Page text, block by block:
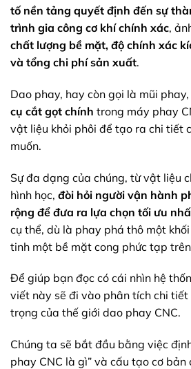
tố nền tảng quyết định đến sự
trình gia công cơ khí chính xác,
chất lượng bề mặt, độ chính xác
và tổng chi phí sản xuất.
Dao phay, hay còn gọi là mũi
cụ cắt gọt chính trong máy phay
vật liệu khỏi phôi để tạo ra chi tiết
muốn.
Sự đa dạng của chúng, từ vật liệu
hình học, đòi hỏi người vận hành
rộng để đưa ra lựa chọn tối ưu
cụ thể, dù là phay phá thô một
tinh một bề mặt cong phức tạp
Để giúp bạn đọc có cái nhìn hệ
viết này sẽ đi vào phân tích chi
trọng của thế giới dao phay CNC.
Chúng ta sẽ bắt đầu bằng việc
phay CNC là gì” và cấu tạo cơ bản